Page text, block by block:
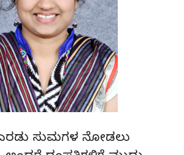
ಸುಮಗಳ ನೋಡಲು